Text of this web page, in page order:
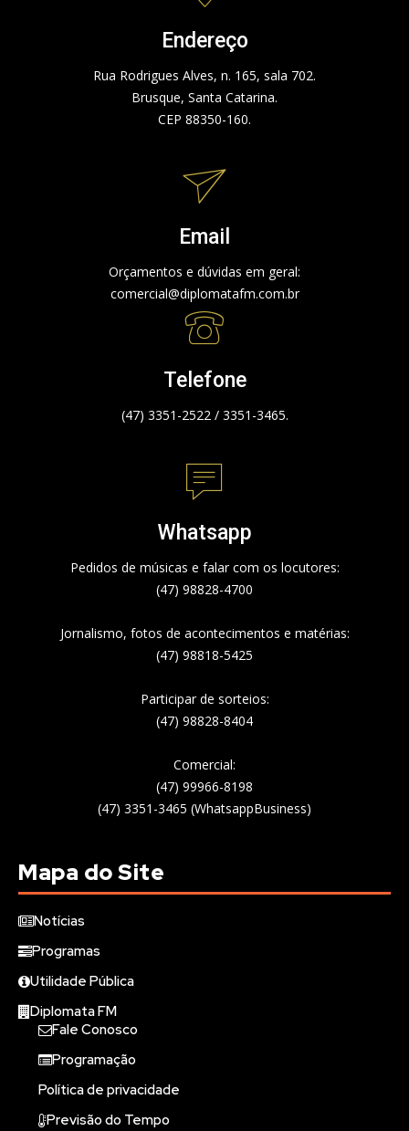
Endereço
Rua Rodrigues Alves, n. 165, sala 702.
Brusque, Santa Catarina.
CEP 88350-160.
Email
Orçamentos e dúvidas em geral:
comercial@diplomatafm.com.br
Telefone
(47) 3351-2522 / 3351-3465.
Whatsapp
Pedidos de músicas e falar com os locutores:
(47) 98828-4700
Jornalismo, fotos de acontecimentos e matérias:
(47) 98818-5425
Participar de sorteios:
(47) 98828-8404
Comercial:
(47) 99966-8198
(47) 3351-3465 (WhatsappBusiness)
Mapa do Site
Notícias
Programas
Utilidade Pública
Diplomata FM
Fale Conosco
Programação
Política de privacidade
Previsão do Tempo